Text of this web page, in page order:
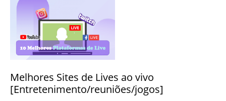
Melhores Sites de Lives ao vivo
[Entretenimento/reuniões/jogos]